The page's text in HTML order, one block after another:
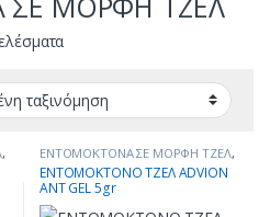
, ΕΝΤΟΜΟΚΤΟΝΑ ΣΕ ΜΟΡΦΗ ΤΖΕΛ,
ΚΑΤΑΠΟΛΕΜΗΣΗ ΕΝΤΟΜΩΝ ,
ΜΥΡΜΗΓΚΙΑ
ΕΝΤΟΜΟΚΤΟΝΟ ΤΖΕΛ ADVION
ANT GEL 5gr